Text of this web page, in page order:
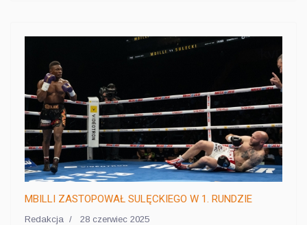
MBILLI ZASTOPOWAŁ SULĘCKIEGO W 1. RUNDZIE
Redakcja 28 czerwiec 2025